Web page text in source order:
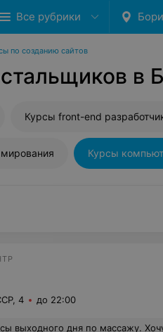
Все рубрики
по созданию сайтов
в
Курсы front-end
Курсы
4 до 22:00
огромную благодарность преподавателю Юлии,отличный педагог и замечательный человек! Материал и приёмы